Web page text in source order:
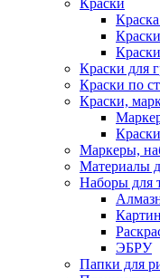
Краски
Краски для
Краски по
Краски,
Маркеры,
Материалы
Наборы для
ЭБРУ
Папки для